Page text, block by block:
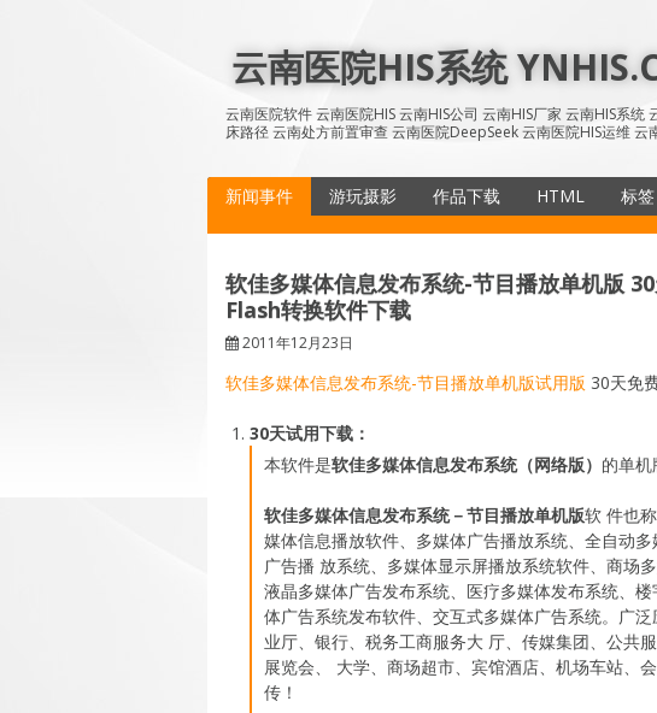
content
云南医院HIS系统
云南医院软件 云南医院HIS 云南HIS公司 云南HIS厂家 云南HIS系
床路径 云南处方前置审查 云南医院DeepSeek 云南医院HIS运维 云
新闻事件 游玩摄影 作品下载
HTML
SiteMap
标签
软佳多媒体信息发布系统-节目播放单机版
Flash转换软件下载
2011年12月23日
软佳多媒体信息发布系统-节目播放单机版试用版 30天免
30天试用下载：
本软件是软佳多媒体信息发布系统（网络版） 的单机
软佳多媒体信息发布系统－节目播放单机版软 件也
媒体信息播放软件、多媒体广告播放系统、全自动
广告播 放系统、多媒体显示屏播放系统软件、商场
液晶多媒体广告发布系统、医疗多媒体发布系统、
体广告系统发布软件、交互式多媒体广告系统。广
业厅、银行、税务工商服务大 厅、传媒集团、公共
展览会、 大学、商场超市、宾馆酒店、机场车站、
传！